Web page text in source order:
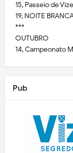
15, Passeio de
19, NOITE
***
OUTUBRO
14, Campeonato
Pub